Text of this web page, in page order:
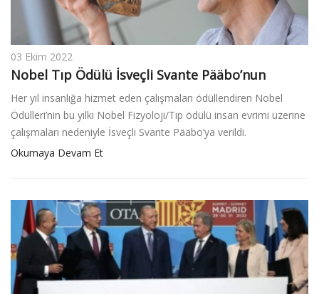
03 Ekim 2022
Nobel Tıp Ödülü İsveçli Svante Pääbo’nun
Her yıl insanlığa hizmet eden çalışmaları ödüllendiren Nobel
Ödülleri’nin bu yılki Nobel Fizyoloji/Tıp ödülü insan evrimi üzerine
çalışmaları nedeniyle İsveçli Svante Pääbo’ya verildi.
Okumaya Devam Et